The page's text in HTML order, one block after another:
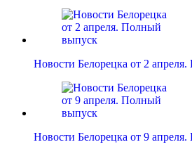
Новости Белорецка от 2
Новости Белорецка от 9